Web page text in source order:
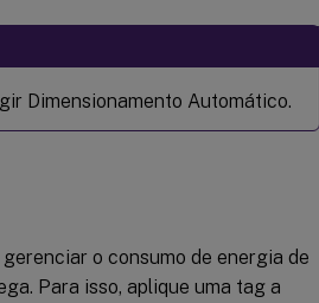
Dimensionamento Automático.
o consumo de energia de
Para isso, aplique uma tag a